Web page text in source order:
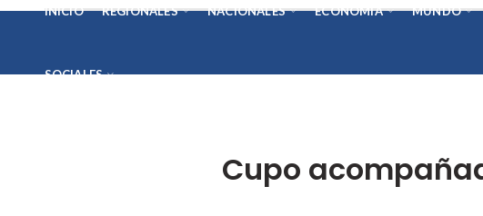
INICIO REGIONALES NACIONALES ECONOMÍA MUNDO
SOCIALES
Cupo